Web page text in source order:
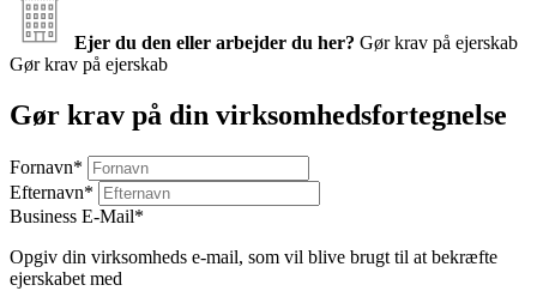
Ejer du den eller arbejder du her? Gør krav på ejerskab
Gør krav på ejerskab
Gør krav på din virksomhedsfortegnelse
Fornavn*
Efternavn*
Business E-Mail*
Opgiv din virksomheds e-mail, som vil blive brugt til at bekræfte
ejerskabet med